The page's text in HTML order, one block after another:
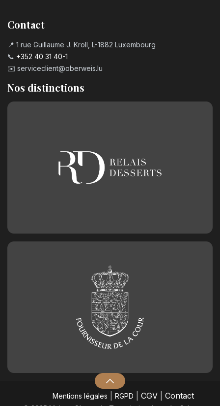
Contact
📍 1 rue Guillaume J. Kroll, L-1882 Luxembourg
📞 +352 40 31 40-1
✉️ serviceclient@oberweis.lu
Nos distinctions
Mentions légales RGPD CGV| Contact